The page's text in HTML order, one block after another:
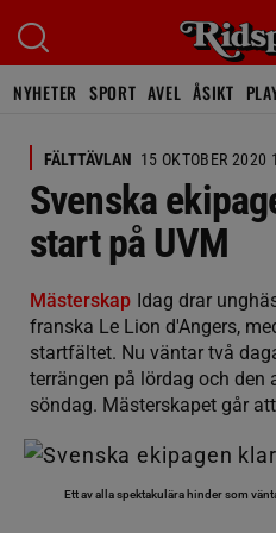
NYHETER SPORT AVEL ÅSIKT
FÄLTTÄVLAN 15 OKTOBER 2020
Svenska
start på UVM
Mästerskap Idag drar
franska Le Lion d'Angers,
startfältet. Nu väntar två
terrängen på lördag och den
söndag. Mästerskapet går
Ett av alla spektakulära hinder som